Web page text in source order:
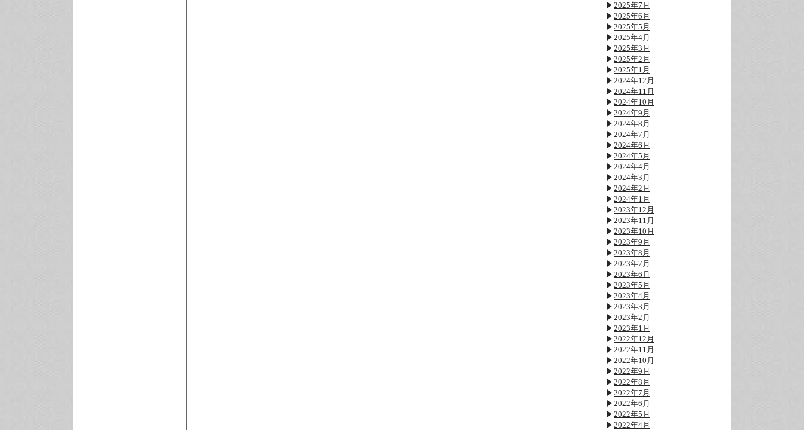
2025年7月
2025年6月
2025年5月
2025年4月
2025年3月
2025年2月
2025年1月
2024年12月
2024年11月
2024年10月
2024年9月
2024年8月
2024年7月
2024年6月
2024年5月
2024年4月
2024年3月
2024年2月
2024年1月
2023年12月
2023年11月
2023年10月
2023年9月
2023年8月
2023年7月
2023年6月
2023年5月
2023年4月
2023年3月
2023年2月
2023年1月
2022年12月
2022年11月
2022年10月
2022年9月
2022年8月
2022年7月
2022年6月
2022年5月
2022年4月